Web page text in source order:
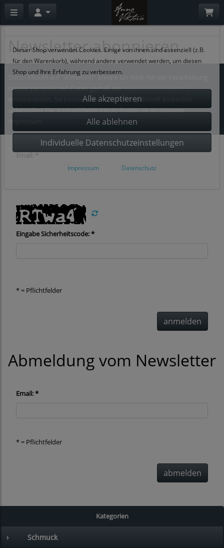
Kategorien
› Schmuck
Newsletter abonnieren
Durch Klicken auf "anmelden" erkläre ich mich mit der Verarbeitung
meiner persönlichen Daten gemäß derDatenschutzerklärung
einverstanden. Sie können den Newsletter jederzeit kostenlos
abbestellen. Die Kontaktdaten hierzu finden Sie in unserem
Email: *
Eingabe Sicherheitscode: *
* = Pflichtfelder
anmelden
Abmeldung vom Newsletter
Email: *
* = Pflichtfelder
abmelden
Datenschutzeinstellungen
Dieser Shop verwendet Cookies. Einige von ihnen sind essenziell (z.B.
für den Warenkorb), während andere verwendet werden, um diesen
Shop und Ihre Erfahrung zu verbessern.
Individuelle Datenschutzeinstellungen
Impressum Datenschutz